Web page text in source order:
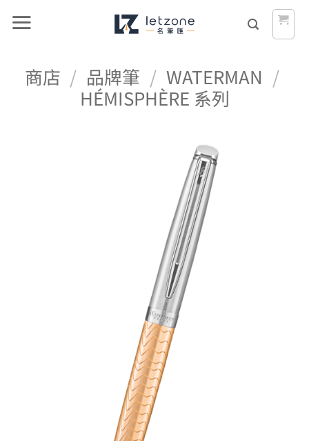
商店 / 品牌筆 / WATERMAN /
HÉMISPHÈRE 系列